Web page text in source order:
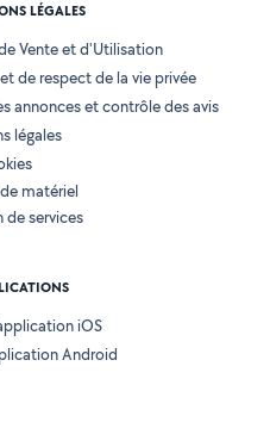
LÉGALES
Vente et d'Utilisation
de respect de la vie privée
annonces et contrôle des avis
légales
matériel
de services
iOS
Android